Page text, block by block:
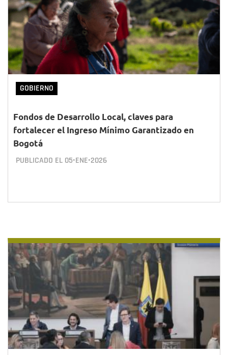
GOBIERNO
Fondos de Desarrollo Local, claves para
fortalecer el Ingreso Mínimo Garantizado en
Bogotá
PUBLICADO EL 05•ENE•2026